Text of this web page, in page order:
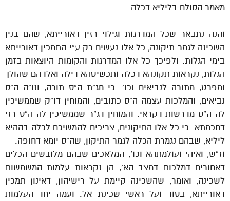
מאמר הסולם בליליא דכלה
והנה נתבאר שכל המדרגות וגילוי רזין דאורייתא, שהם בנין
השכינה לגמר תיקונה, כל אלו נעשים רק ע”י התמכין דאורייתא
בימי הגלות. ולפיכך כל אלו המדרגות והקומות היוצאות בזמן
הגלות, נקראות תקונהא דכלה ותכשיטהא דילה ואלו הם שהולך
ומפרט, מתורה לנביאים וכו’: כי חג”ת ה”ס תורה, ונו”ה ה”ס
נביאים, והמלכות עצמה ה”ס כתובים, והמוחין דו”ק שממשיכין
לה ה”ס מדרשות דקראי. והמוחין דג”ר שממשיכין לה ה”ס רזי
דחכמתא. כי כל אלו התיקונים, צריכים להמשיכם לכלה בההיא
ליליא, שבהם נגמרת הכלה לגמר התיקון, שה”ס יומא דחופה.
וז”ש, ואיהי ועולמתהא וכו’, המלאכים שבהם מלובשים הכלים
דאחורים דמלכות דמצב הא’, הן נקראות עלמות המשמשות
לשכינה, ואומר, שהשכינה קיימת על רישיהון, דאינון תמכין
דאורייתא, בסוד ועל ראשי שכינת אל. ועמה יחד העלמות